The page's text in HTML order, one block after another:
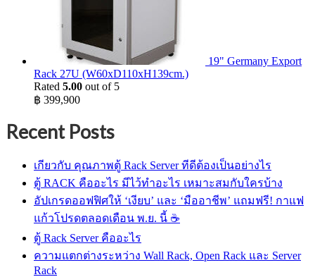
19" Germany Export
Rack 27U (W60xD110xH139cm.)
Rated 5.00 out of 5
฿ 399,900
Recent Posts
เกียวกับ คุณภาพตู้ Rack Server ทีดีต้องเป็นอย่างไร
ตู้ RACK คืออะไร มีไว้ทำอะไร เหมาะสมกับใครบ้าง
อัปเกรดออฟฟิศให้ ‘เงียบ’ และ ‘มืออาชีพ’ แถมฟรี! กาแฟ
แก้วโปรดตลอดเดือน พ.ย. นี้ ☕
ตู้ Rack Server คืออะไร
ความแตกต่างระหว่าง Wall Rack, Open Rack และ Server
Rack